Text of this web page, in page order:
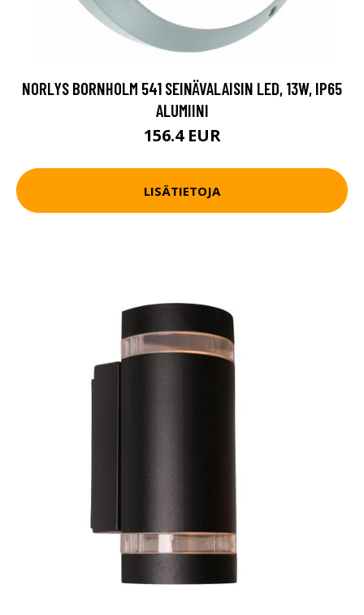
NORLYS BORNHOLM 541 SEINÄVALAISIN LED, 13W, IP65
ALUMIINI
156.4 EUR
LISÄTIETOJA